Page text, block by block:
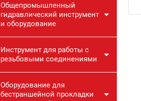
Общепромышленный
гидравлический инструмент
и оборудование
Инструмент для работы с
резьбовыми соединениями
Оборудование для
бестраншейной прокладки